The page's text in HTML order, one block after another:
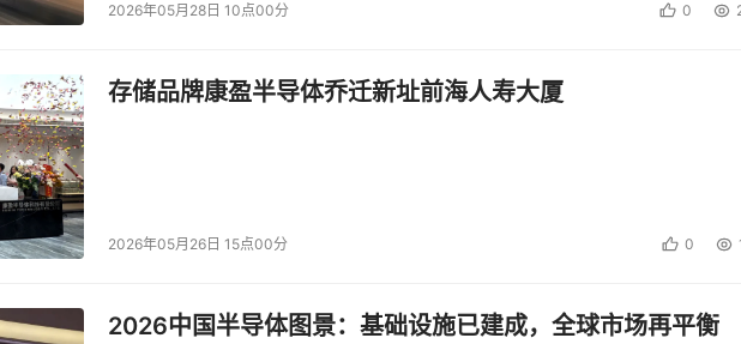
访问此控制器，因而 NSC55 对模块化存储市场进行了彻底的变革。由于所有服务器都
因而可以在多个虚拟主机端口之间实现存储访问负载平衡。与此形成鲜明对照的是，类
高速缓存映像，这限制了附加的服务器进行数据访问。因为控制器中的高速缓存是独立
中端双控制器结构之间实现负载平衡，这是企业所面临的一个日常问题，这些企业的存
和性能水平。
立 Universal Star Network™交叉式光纤交换结构为特色，引入此市场上前所未有的
这些能力。此结构的交换式内部网络将用于数据和控制信息的高速缓存和路径资源分离
2026年05月28日 10点00分 0
存储品牌康盈半导体乔迁新址前海人寿大厦
2026年05月26日 15点00分 0
2026中国半导体图景：基础设施已建成，全球市场再平衡